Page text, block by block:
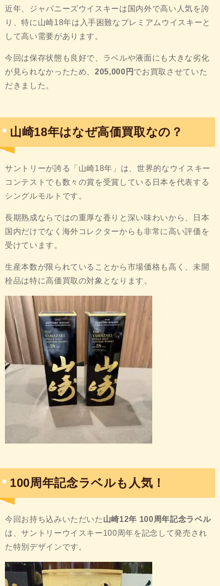
近年、ジャパニーズウイスキーは国内外で高い人気を誇
り、特に山崎18年は入手困難なプレミアムウイスキーと
して高い需要があります。
今回は保存状態も良好で、ラベルや液面にも大きな劣化
が見られなかったため、205,000円 でお買取させていた
だきました。
山崎18年はなぜ高価買取なの？
サントリーが誇る「山崎18年」は、世界的なウイスキー
コンテストでも数々の賞を受賞している日本を代表する
シングルモルトです。
長期熟成ならではの重厚な香りと深い味わいから、日本
国内だけでなく海外コレクターからも非常に高い評価を
受けています。
生産本数が限られていることから市場価格も高く、未開
栓品は特に高価買取の対象となります。
100周年記念ラベルも人気！
今回お持ち込みいただいた 山崎12年 100周年記念ラベル
は、サントリーウイスキー100周年を記念して発売され
た特別デザインです。